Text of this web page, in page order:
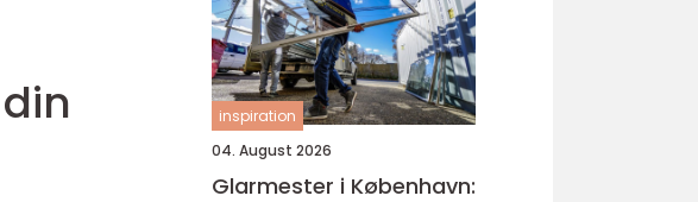
inspiration
04. August 2026
Glarmester i København: